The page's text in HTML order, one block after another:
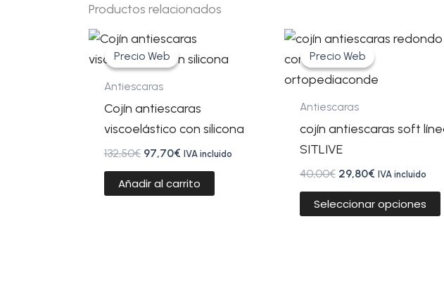
Productos relacionados
Precio Web
Precio Web
Antiescaras
Cojín antiescaras
viscoelástico con silicona
132,50€
El
precio
original
132,50€.
97,70€
El
actual
IVA incluido
Añadir al carrito
Precio Web
Precio Web
Antiescaras
cojín antiescaras soft
SITLIVE
40,00€
El
precio
original
era:
29,80€
El
actual
es:
IVA incluido
Seleccionar opciones